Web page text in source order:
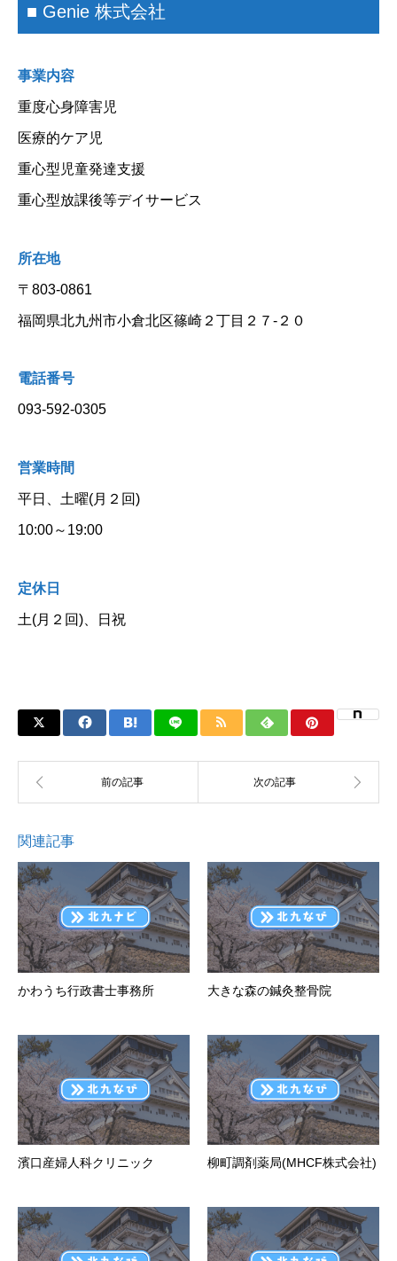
■ Genie 株式会社
事業内容
重度心身障害児
医療的ケア児
重心型児童発達支援
重心型放課後等デイサービス
所在地
〒803-0861
福岡県北九州市小倉北区篠崎２丁目２７-２０
電話番号
093-592-0305
営業時間
平日、土曜(月２回)
10:00～19:00
定休日
土(月２回)、日祝
関連記事
かわうち行政書士事務所 大きな森の鍼灸整骨院
濱口産婦人科クリニック 柳町調剤薬局(MHCF株式会社)